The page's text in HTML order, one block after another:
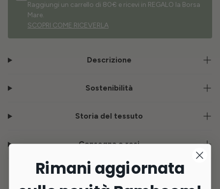
Raggiungi un carrello di 80€ e ricevi in REGALO la Borsa
Mare.
SCOPRI COME RICEVERLA
Descrizione
Sostenibilità
Storia del tessuto
Consegna e resi
Rimani aggiornata